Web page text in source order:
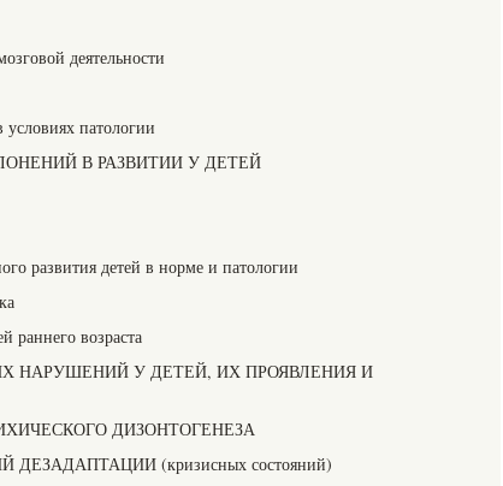
деятельности
патологии
В РАЗВИТИИ У ДЕТЕЙ
развития детей в норме и патологии
раннего возраста
НАРУШЕНИЙ У ДЕТЕЙ, ИХ ПРОЯВЛЕНИЯ И
ДИЗОНТОГЕНЕЗА
(кризисных состояний)